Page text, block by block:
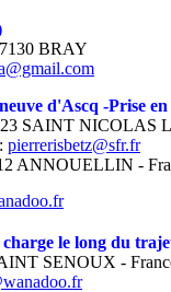
7130 BRAY
d'Ascq -Prise en
SAINT NICOLAS
pierrerisbetz@sfr.fr
ANNOUELLIN -
le long du
SENOUX -